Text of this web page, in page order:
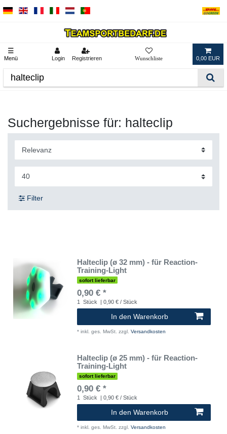
☰
Menü Login Registrieren 0,00 EUR
Suchergebnisse für: halteclip
Filter
Halteclip (ø 32 mm) - für Reaction-
Training-Light
sofort lieferbar
0,90 € *
1 Stück | 0,90 € / Stück
In den Warenkorb
* inkl. ges. MwSt. zzgl. Versandkosten
Halteclip (ø 25 mm) - für Reaction-
Training-Light
sofort lieferbar
0,90 € *
1 Stück | 0,90 € / Stück
In den Warenkorb
* inkl. ges. MwSt. zzgl. Versandkosten